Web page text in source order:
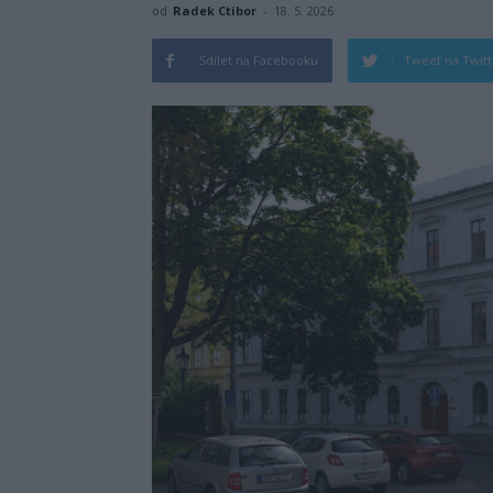
od Radek Ctibor - 18. 5. 2026
Sdílet na Facebooku Tweet na